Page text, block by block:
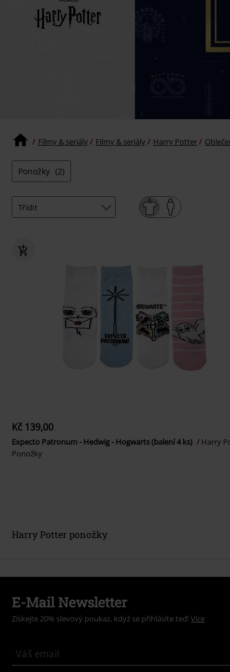
Filmy & seriály Filmy & seriály Harry Potter
Ponožky (2)
Kč 139,00
Expecto Patronum - Hedwig - Hogwarts (balení 4 ks)
Harry
Ponožky
Harry Potter ponožky
E-Mail Newsletter
Získejte 20% slevový poukaz, když se přihlásíte teď! Více